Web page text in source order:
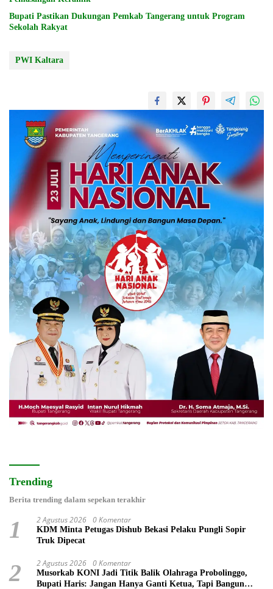
Bupati Pastikan Dukungan Pemkab Tangerang untuk Program
Sekolah Rakyat
PWI Kaltara
Trending
Berita trending dalam sepekan terakhir
1 2 Agustus 2026 0 Komentar
KDM Minta Petugas Dishub Bekasi Pelaku Pungli Sopir
Truk Dipecat
2 2 Agustus 2026 0 Komentar
Musorkab KONI Jadi Titik Balik Olahraga Probolinggo,
Bupati Haris: Jangan Hanya Ganti Ketua, Tapi Bangun